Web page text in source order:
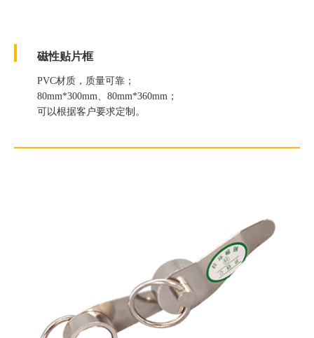
磁性贴片框
PVC材质，质量可靠；
80mm*300mm、80mm*360mm；
可以根据客户要求定制。